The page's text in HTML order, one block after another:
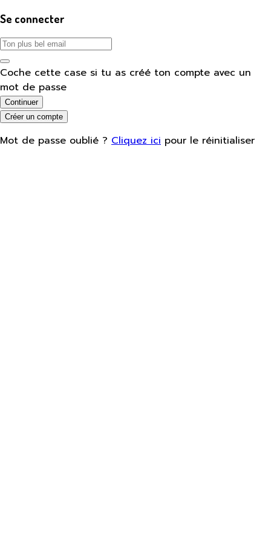
Se connecter
Coche cette case si tu as créé ton compte avec un
mot de passe
Continuer
Créer un compte
Mot de passe oublié ? Cliquez ici pour le réinitialiser